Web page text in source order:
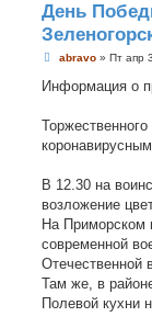
День
С
о
е
н
и
abravo» Пт апр
Информация о
В 12.30 на
возложение
На Приморском
современной
Отечественной
Там же, в
Полевой кухни